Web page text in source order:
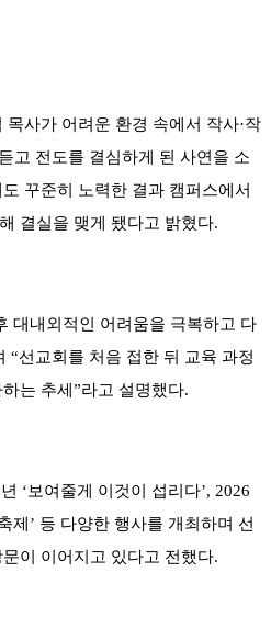
사가 어려운 환경 속에서 작사·작
고 전도를 결심하게 된 사연을 소
꾸준히 노력한 결과 캠퍼스에서
결실을 맺게 됐다고 밝혔다.
대내외적인 어려움을 극복하고 다
“선교회를 처음 접한 뒤 교육 과정
는 추세”라고 설명했다.
‘보여줄게 이것이 섭리다’, 2026
제’ 등 다양한 행사를 개최하며 선
이 이어지고 있다고 전했다.